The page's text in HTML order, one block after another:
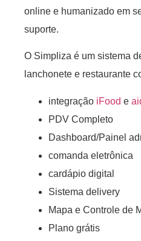
online e humanizado em
suporte.
O Simpliza é um sistema
lanchonete e restaurante
integração iFood e
PDV Completo
Dashboard/Painel
comanda eletrônica
cardápio digital
Sistema delivery
Mapa e Controle de
Plano grátis